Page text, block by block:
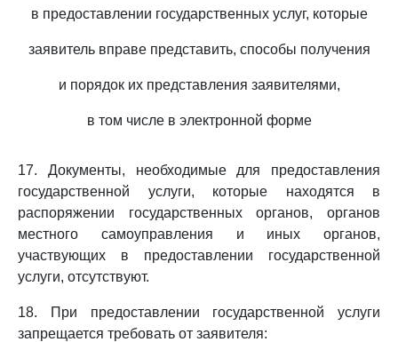
в предоставлении государственных услуг, которые
заявитель вправе представить, способы получения
и порядок их представления заявителями,
в том числе в электронной форме
17. Документы, необходимые для предоставления
государственной услуги, которые находятся в
распоряжении государственных органов, органов
местного самоуправления и иных органов,
участвующих в предоставлении государственной
услуги, отсутствуют.
18. При предоставлении государственной услуги
запрещается требовать от заявителя: